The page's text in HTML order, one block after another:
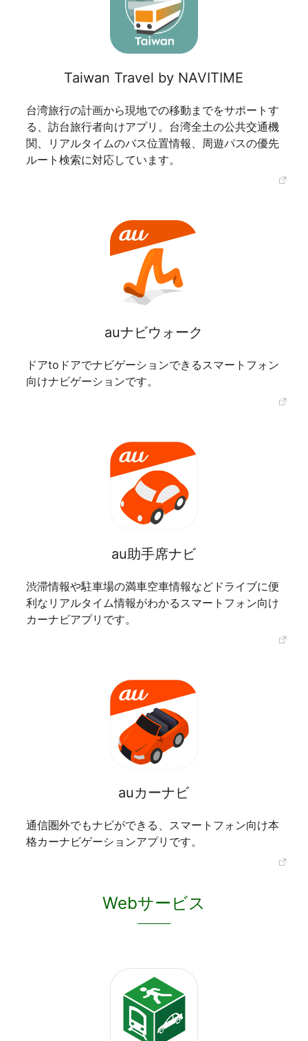
Taiwan Travel by NAVITIME
台湾旅行の計画から現地での移動までをサポートす
る、訪台旅行者向けアプリ。台湾全土の公共交通機
関、リアルタイムのバス位置情報、周遊パスの優先
ルート検索に対応しています。
auナビウォーク
ドアtoドアでナビゲーションできるスマートフォン
向けナビゲーションです。
au助手席ナビ
渋滞情報や駐車場の満車空車情報などドライブに便
利なリアルタイム情報がわかるスマートフォン向け
カーナビアプリです。
auカーナビ
通信圏外でもナビができる、スマートフォン向け本
格カーナビゲーションアプリです。
Webサービス